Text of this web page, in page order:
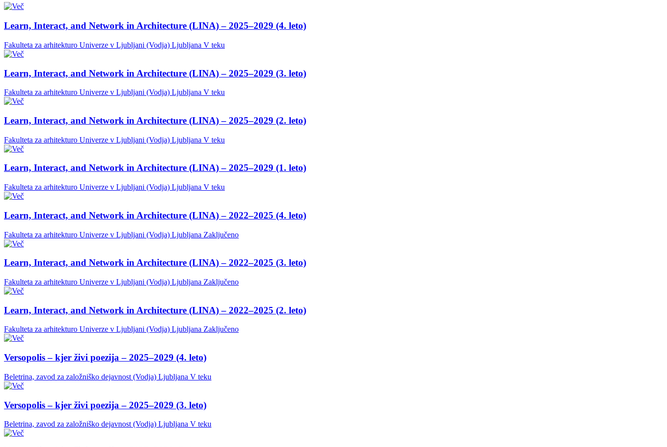
Learn, Interact, and Network in Architecture (LINA) – 2025–2029 (4. leto)
Fakulteta za arhitekturo Univerze v Ljubljani (Vodja) Ljubljana V teku
Learn, Interact, and Network in Architecture (LINA) – 2025–2029 (3. leto)
Fakulteta za arhitekturo Univerze v Ljubljani (Vodja) Ljubljana V teku
Learn, Interact, and Network in Architecture (LINA) – 2025–2029 (2. leto)
Fakulteta za arhitekturo Univerze v Ljubljani (Vodja) Ljubljana V teku
Learn, Interact, and Network in Architecture (LINA) – 2025–2029 (1. leto)
Fakulteta za arhitekturo Univerze v Ljubljani (Vodja) Ljubljana V teku
Learn, Interact, and Network in Architecture (LINA) – 2022–2025 (4. leto)
Fakulteta za arhitekturo Univerze v Ljubljani (Vodja) Ljubljana Zaključeno
Learn, Interact, and Network in Architecture (LINA) – 2022–2025 (3. leto)
Fakulteta za arhitekturo Univerze v Ljubljani (Vodja) Ljubljana Zaključeno
Learn, Interact, and Network in Architecture (LINA) – 2022–2025 (2. leto)
Fakulteta za arhitekturo Univerze v Ljubljani (Vodja) Ljubljana Zaključeno
Versopolis – kjer živi poezija – 2025–2029 (4. leto)
Beletrina, zavod za založniško dejavnost (Vodja) Ljubljana V teku
Versopolis – kjer živi poezija – 2025–2029 (3. leto)
Beletrina, zavod za založniško dejavnost (Vodja) Ljubljana V teku